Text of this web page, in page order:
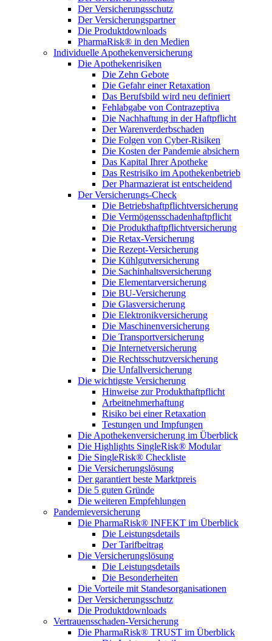
Der Versicherungsschutz
Der Versicherungspartner
Die Produktdownloads
PharmaRisk® in den Medien
Individuelle Apothekenversicherung
Die Apothekenrisiken
Die Zehn Gebote
Die Gefahr einer Retaxation
Das Berufsbild wird neu definiert
Fehlabgabe von Contrazeptiva
Die Nachhaftung in der Haftpflicht
Der Warenverderbschaden
Die Folgen von Cyber-Risiken
Die Kosten der Pandemie absichern
Das Kapital Ihrer Apotheke
Das Restrisiko im Apothekenbetrieb
Der Pharmazierat ist entscheidend
Der Versicherungs-Check
Die Betriebshaftpflichtversicherung
Die Vermögensschadenhaftpflicht
Die Produkthaftpflichtversicherung
Die Retax-Versicherung
Die Rezept-Versicherung
Die Kühlgutversicherung
Die Sachinhaltsversicherung
Die Elementarversicherung
Die BU-Versicherung
Die Glasversicherung
Die Elektronikversicherung
Die Maschinenversicherung
Die Transportversicherung
Die Internetversicherung
Die Rechtsschutzversicherung
Die Unfallversicherung
Die wichtigste Versicherung
Hinweise zur Produkthaftpflicht
Arbeitnehmerhaftung
Risiko bei einer Retaxation
Testungen und Impfungen
Die Apothekenversicherung im Überblick
Die Highlights SingleRisk® Modular
Die SingleRisk® Checkliste
Die Versicherungslösung
Der garantiert beste Marktpreis
Die 5 guten Gründe
Die weiteren Empfehlungen
Pandemieversicherung
Die PharmaRisk® INFEKT im Überblick
Die Leistungsdetails
Der Tarifbeitrag
Die Versicherungslösung
Die Leistungsdetails
Die Besonderheiten
Die Vorteile mit Standesorganisationen
Der Versicherungsschutz
Die Produktdownloads
Vertrauensschaden-Versicherung
Die PharmaRisk® TRUST im Überblick